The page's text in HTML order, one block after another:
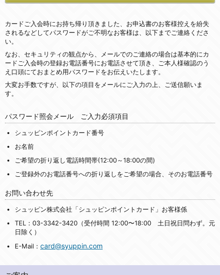
カードご入会時にお持ち帰り頂きました、お申込書のお客様控えを紛失
されるなどしてパスワードがご不明なお客様は、以下までご連絡くださ
い。
なお、セキュリティの観点から、メールでのご連絡の場合は基本的にカ
ードご入会時の登録お電話番号にお電話させて頂き、ご本人様確認のう
え口頭にておまとめ用パスワードをお伝えいたします。
大変お手数ですが、以下の項目をメールにご入力の上、ご送信願いま
す。
パスワード照会メール ご入力必須項目
シュッピンポイントカード番号
お名前
ご希望の折り返し電話時間帯(12:00～18:00の間)
ご登録外のお電話番号への折り返しをご希望の場合、そのお電話番号
お問い合わせ先
シュッピン株式会社「シュッピンポイントカード」お客様係
TEL：03-3342-3420（受付時間 12:00〜18:00 土日祝日問わず。元
日除く）
E-Mail： card@syuppin.com